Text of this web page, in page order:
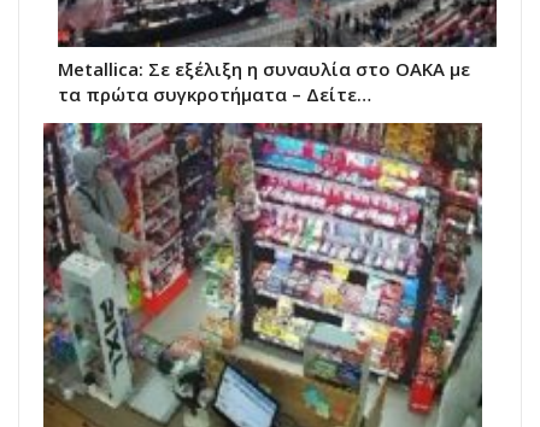
Metallica: Σε εξέλιξη η συναυλία στο ΟΑΚΑ με
τα πρώτα συγκροτήματα – Δείτε…